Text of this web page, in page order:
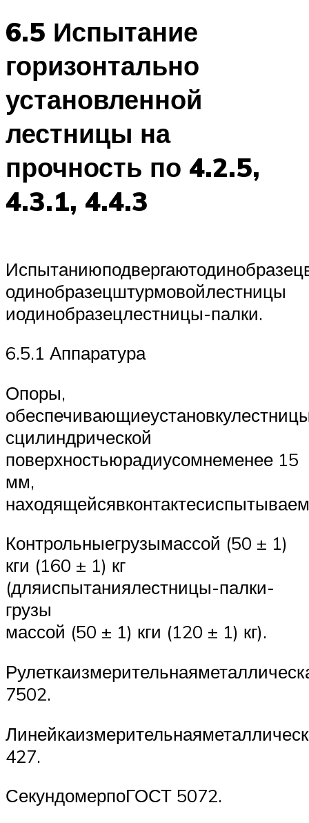
6.5 Испытание
горизонтально
установленной
лестницы на
прочность по 4.2.5,
4.3.1, 4.4.3
одинобразецштурмовойлестницы
иодинобразецлестницы-палки.
6.5.1 Аппаратура
Опоры,
сцилиндрической
поверхностьюрадиусомнеменее 15
мм,
Контрольныегрузымассой (50 ± 1)
кги (160 ± 1) кг
(дляиспытаниялестницы-палки-
грузы
массой (50 ± 1) кги (120 ± 1) кг).
7502.
427.
СекундомерпоГОСТ 5072.